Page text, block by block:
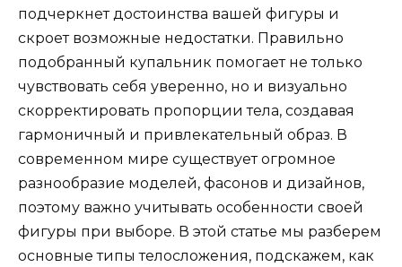
подчеркнет достоинства вашей фигуры и
скроет возможные недостатки. Правильно
подобранный купальник помогает не только
чувствовать себя уверенно, но и визуально
скорректировать пропорции тела, создавая
гармоничный и привлекательный образ. В
современном мире существует огромное
разнообразие моделей, фасонов и дизайнов,
поэтому важно учитывать особенности своей
фигуры при выборе. В этой статье мы разберем
основные типы телосложения, подскажем, как